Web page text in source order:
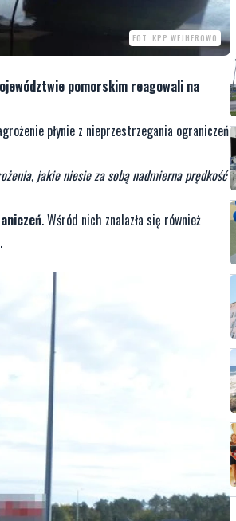
FOT. KPP WEJHEROWO
pomorskim reagowali na
płynie z nieprzestrzegania ograniczeń
jakie niesie za sobą nadmierna prędkość
. Wśród nich znalazła się również